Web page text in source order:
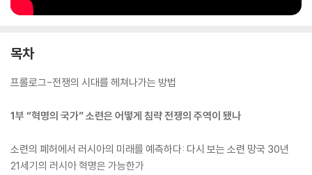
목차
프롤로그-전쟁의 시대를 헤쳐나가는 방법
1부 “혁명의 국가” 소련은 어떻게 침략 전쟁의 주역이 됐나
소련의 폐허에서 러시아의 미래를 예측하다: 다시 보는 소련 망국 30년
21세기의 러시아 혁명은 가능한가